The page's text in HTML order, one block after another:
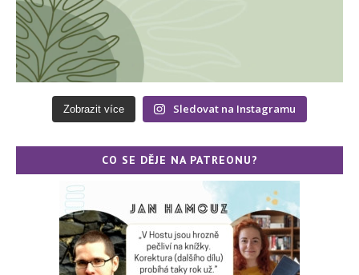
Zobrazit více Sledovat na Instagramu
CO SE DĚJE NA PATREONU?